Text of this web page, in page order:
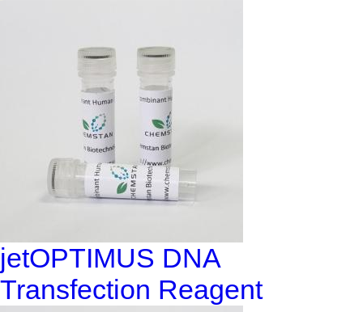
jetOPTIMUS DNA
Transfection Reagent